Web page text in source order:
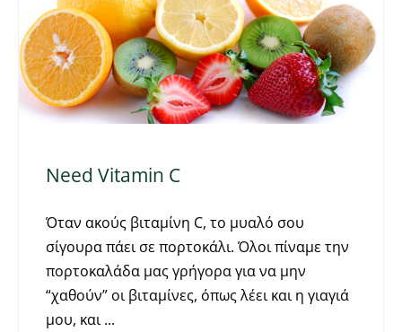
Need Vitamin C
Όταν ακούς βιταμίνη C, το μυαλό σου
σίγουρα πάει σε πορτοκάλι. Όλοι πίναμε την
πορτοκαλάδα μας γρήγορα για να μην
“χαθούν” οι βιταμίνες, όπως λέει και η γιαγιά
μου, και